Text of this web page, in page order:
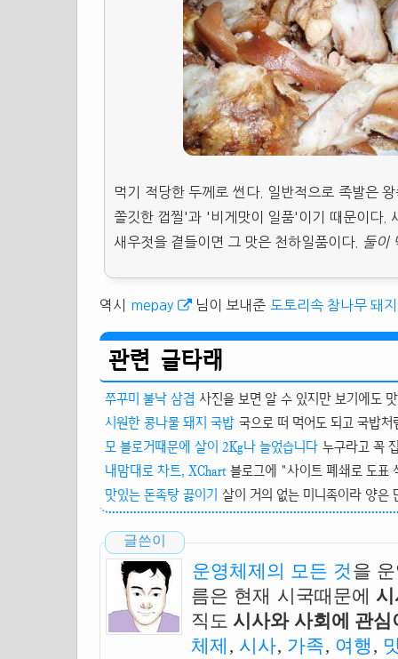
먹기 적당한 두께로 썬다. 일반적으로 족발은
쫄깃한 껍찔'과 '비게맛이 일품'이기 때문이다.
새우젓을 곁들이면 그 맛은 천하일품이다.
둘이
역시 mepay 님이 보내준 도토리속 참나무 돼
관련 글타래
쭈꾸미 불낙 삼겹 사진을 보면 알 수 있지만 보기에도
시원한 콩나물 돼지 국밥 국으로 떠 먹어도 되고 국밥
모 블로거때문에 살이 2Kg나 늘었습니다 누구라고 꼭
내맘대로 차트, XChart 블로그에 "사이트 폐쇄로 도표
맛있는 돈족탕 끓이기 살이 거의 없는 미니족이라 양은
글쓴이
운영체제의 모든 것 을
름은 현재 시국때문에
직도 시사와 사회에 관
체제 , 시사, 가족, 여행 ,